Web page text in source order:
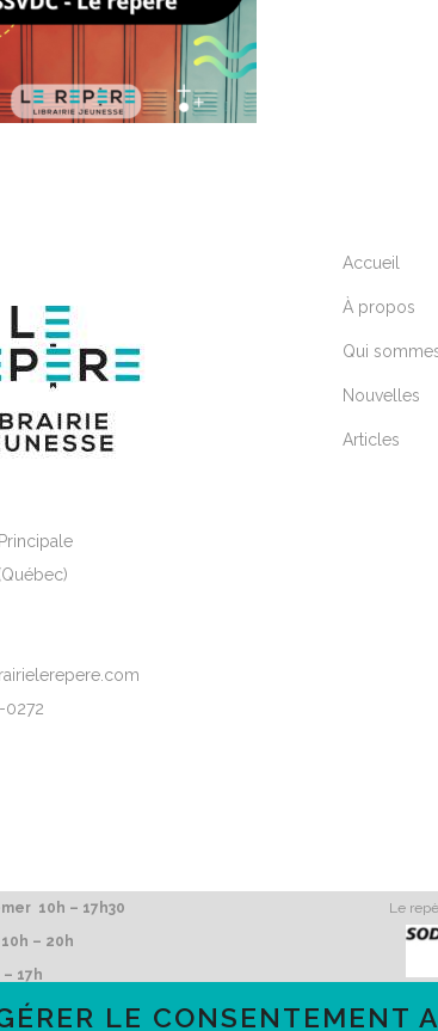
0272
Accueil
À propos
Qui
Nouvelles
Articles
10h – 17h30
– 20h
17h
16h
Le
LE CONSENTEMENT